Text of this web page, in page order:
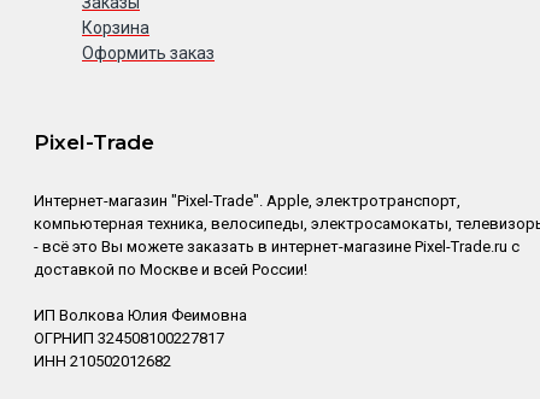
Корзина
Оформить заказ
Pixel-Trade
Интернет-магазин "Pixel-Trade". Apple, электротранспорт,
компьютерная техника, велосипеды, электросамокаты,
- всё это Вы можете заказать в интернет-магазине Pixel-Trade.ru с
доставкой по Москве и всей России!
ИП Волкова Юлия Феимовна
ОГРНИП 324508100227817
ИНН 210502012682